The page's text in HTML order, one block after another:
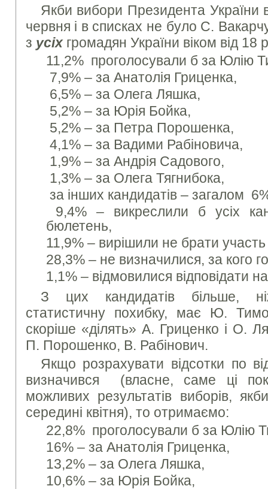
Якби вибори Президента України
червня і в списках не було С.
з усіхгромадян України віком від 18
11,2% проголосували б за Юлію
7,9% – за Анатолія Гриценка,
6,5% – за Олега Ляшка,
5,2% – за Юрія Бойка,
5,2% – за Петра Порошенка,
4,1% – за Вадими Рабіновича,
1,9% – за Андрія Садового,
1,3% – за Олега Тягнибока,
за інших кандидатів – загалом
9,4% – викреслили б усіх
бюлетень,
11,9% – вирішили не брати участь
28,3% – не визначилися, за кого
1,1% – відмовилися відповідати
З цих кандидатів більше,
статистичну похибку, має Ю.
скоріше «ділять» А. Гриценко і О.
П. Порошенко, В. Рабінович.
Якщо розрахувати відсотки по
визначився (власне, саме ці
можливих результатів виборів,
середині квітня), то отримаємо:
22,8% проголосували б за Юлію
16% – за Анатолія Гриценка,
13,2% – за Олега Ляшка,
10,6% – за Юрія Бойка,